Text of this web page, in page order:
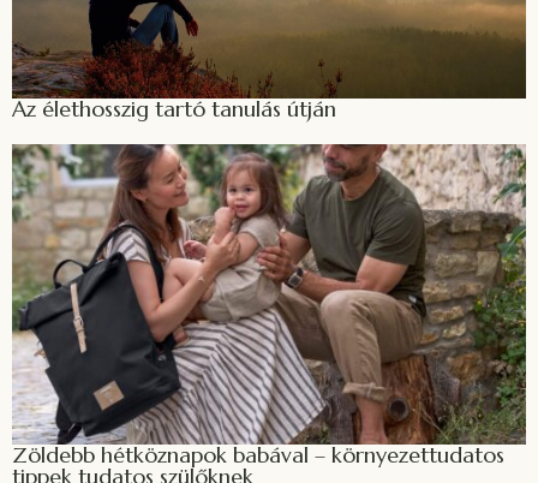
Az élethosszig tartó tanulás útján
Zöldebb hétköznapok babával – környezettudatos
tippek tudatos szülőknek